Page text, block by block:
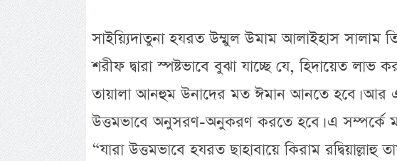
সাইয়্যিদাতুনা হযরত উম্মুল উমাম আলাইহাস সালাম
শরীফ দ্বারা স্পষ্টভাবে বুঝা যাচ্ছে যে, হিদায়েত লাভ
তায়ালা আনহুম উনাদের মত ঈমান আনতে হবে। আর
উত্তমভাবে অনুসরণ-অনুকরণ করতে হবে। এ সম্পর্কে
“যারা উত্তমভাবে হযরত ছাহাবায়ে কিরাম